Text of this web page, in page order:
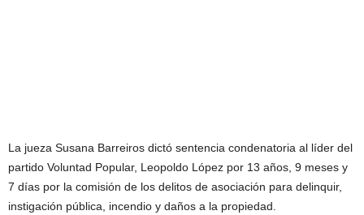
La jueza Susana Barreiros dictó sentencia condenatoria al líder del
partido Voluntad Popular, Leopoldo López por 13 años, 9 meses y
7 días por la comisión de los delitos de asociación para delinquir,
instigación pública, incendio y daños a la propiedad.